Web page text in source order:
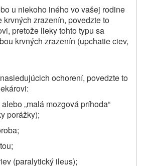
u niekoho iného vo vašej rodine
krvných zrazenín, povedzte to
pretože lieky tohto typu sa
krvných zrazenín (upchatie ciev,
ochorení, povedzte to
„malá mozgová príhoda“
porážky);
(paralytický ileus);